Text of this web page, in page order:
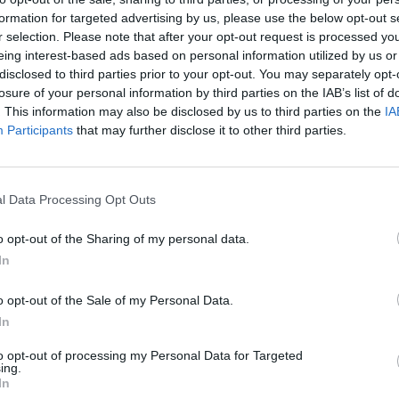
for targeted advertising by us, please use the below opt-out
selection. Please note that after your opt-out request is processed
interest-based ads based on personal information utilized by us
to third parties prior to your opt-out. You may separately
of your personal information by third parties on the IAB’s list of
This information may also be disclosed by us to third parties on the
Participants that may further disclose it to other third parties.
Data Processing Opt Outs
opt-out of the Sharing of my personal data.
opt-out of the Sale of my Personal Data.
opt-out of processing my Personal Data for Targeted
per una vera integrazione. Se non c’è
ha senso parlare di ius scholae", ha detto
proposta di legare la cittadinanza alla
di un ciclo scolastico.
Criminalità e stranieri, i
Meloni e Valditara: tutti i